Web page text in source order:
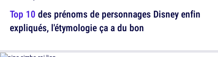
Top 10 des prénoms de personnages Disney enfin
expliqués, l'étymologie ça a du bon